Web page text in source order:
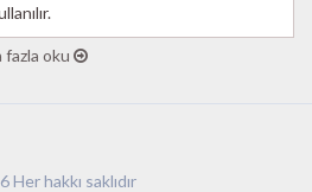
fazla oku
Her hakkı saklıdır